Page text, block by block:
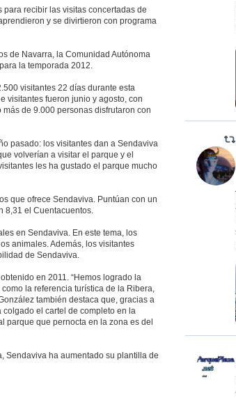
recibir las visitas concertadas de
y se divirtieron con programa
de Navarra, la Comunidad Autónoma
la temporada 2012.
visitantes 22 días durante esta
visitantes fueron junio y agosto, con
de 9.000 personas disfrutaron con
pasado: los visitantes dan a Sendaviva
volverían a visitar el parque y el
les ha gustado el parque mucho
que ofrece Sendaviva. Puntúan con un
8,31 el Cuentacuentos.
en Sendaviva. En este tema, los
animales. Además, los visitantes
de Sendaviva.
en 2011. “Hemos logrado la
la referencia turística de la Ribera,
también destaca que, gracias a
el cartel de completo en la
parque que pernocta en la zona es del
Sendaviva ha aumentado su plantilla de